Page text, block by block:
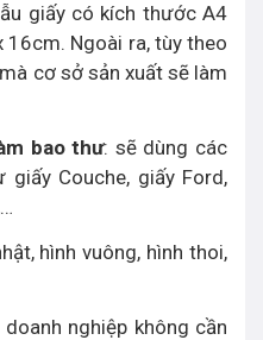
giấy có kích thước A4
Ngoài ra, tùy theo
cơ sở sản xuất sẽ làm
bao thư: sẽ dùng các
giấy Couche, giấy Ford,
hình vuông, hình thoi,
nghiệp không cần